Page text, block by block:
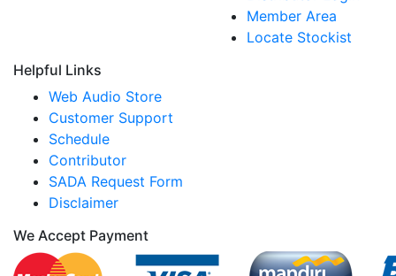
Member Area
Locate Stockist
Helpful Links
Web Audio Store
Customer Support
Schedule
Contributor
SADA Request Form
Disclaimer
We Accept Payment